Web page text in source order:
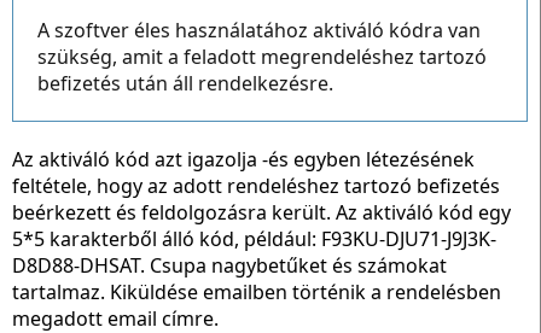
A szoftver éles használatához aktiváló kódra van
szükség, amit a feladott megrendeléshez tartozó
befizetés után áll rendelkezésre.
Az aktiváló kód azt igazolja -és egyben létezésének
feltétele, hogy az adott rendeléshez tartozó befizetés
beérkezett és feldolgozásra került. Az aktiváló kód egy
5*5 karakterből álló kód, például: F93KU-DJU71-J9J3K-
D8D88-DHSAT. Csupa nagybetűket és számokat
tartalmaz. Kiküldése emailben történik a rendelésben
megadott email címre.